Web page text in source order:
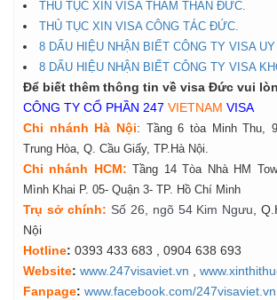
THỦ TỤC XIN VISA THĂM THÂN ĐỨC.
THỦ TỤC XIN VISA CÔNG TÁC ĐỨC.
8 DẤU HIỆU NHẬN BIẾT CÔNG TY VISA
8 DẤU HIỆU NHẬN BIẾT CÔNG TY VISA
Để biết thêm thông tin về visa Đức vui
CÔNG TY CỔ PHẦN 247 VIETNAM VISA
Chi nhánh Hà Nội: Tầng 6 tòa Minh Thu,
Trung Hòa, Q. Cầu Giấy, TP.Hà Nội.
Chi nhánh HCM: Tầng 14 Tòa Nhà HM
Mình Khai P. 05- Quận 3- TP. Hồ Chí Minh
Trụ sở chính: Số 26, ngõ 54 Kim Ngưu ,
Nội
Hotline: 0393 433 683 , 0904 638 693
Website: www.247visaviet.vn
Fanpage: www.facebook.com/247visaviet.vn